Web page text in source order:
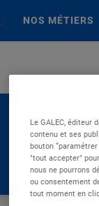
NOS MÉTIERS
Le GALEC, éditeur
contenu et ses
bouton
"tout accepter"
nous ne pourrons
ou consentement
tout moment en